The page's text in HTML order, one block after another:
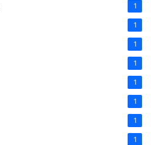
1
1
1
1
1
1
1
1